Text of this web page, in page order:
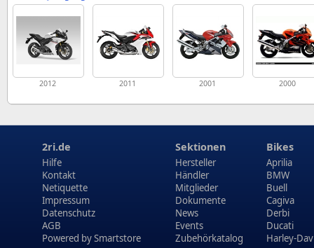
2012 2011 2001 2000
2ri.de
Hilfe
Kontakt
Netiquette
Impressum
Datenschutz
AGB
Powered bySmartstore
Sektionen
Hersteller
Händler
Mitglieder
Dokumente
News
Events
Zubehörkatalog
Bikes
Aprilia
BMW
Buell
Cagiva
Derbi
Ducati
Harley-